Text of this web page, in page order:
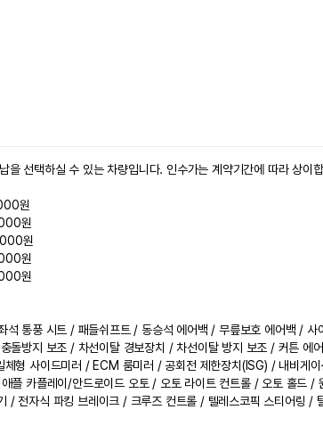
을 선택하실 수 있는 차량입니다. 인수가는 계약기간에 따라 상이
원
원
원
원
원
석 통풍 시트 / 패들쉬프트 / 동승석 에어백 / 무릎보호 에어백 / 사
돌방지 보조 / 차선이탈 경보장치 / 차선이탈 방지 보조 / 커튼 에
형 사이드미러 / ECM 룸미러 / 공회전 제한장치(ISG) / 내비게
플 카플레이/안드로이드 오토 / 오토 라이트 컨트롤 / 오토 홀드 /
/ 전자식 파킹 브레이크 / 크루즈 컨트롤 / 텔레스코픽 스티어링 /